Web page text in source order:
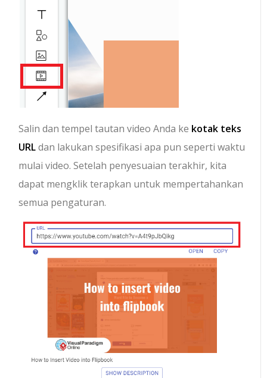
Salin dan tempel tautan video Anda ke kotak teks
URLdan lakukan spesifikasi apa pun seperti waktu
mulai video. Setelah penyesuaian terakhir, kita
dapat mengklik terapkan untuk mempertahankan
semua pengaturan.